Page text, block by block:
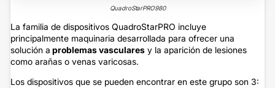
QuadroStarPRO980
La familia de dispositivos QuadroStarPRO incluye
principalmente maquinaria desarrollada para ofrecer una
solución a problemas vasculares y la aparición de lesiones
como arañas o venas varicosas.
Los dispositivos que se pueden encontrar en este grupo son 3: